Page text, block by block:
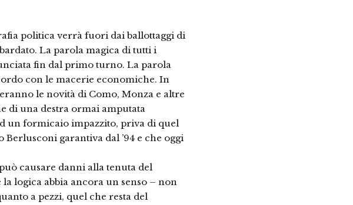
politica verrà fuori dai ballottaggi di
La parola magica di tutti i
fin dal primo turno. La parola
con le macerie economiche. In
le novità di Como, Monza e altre
di una destra ormai amputata
un formicaio impazzito, priva di quel
garantiva dal ’94 e che oggi
causare danni alla tenuta del
logica abbia ancora un senso – non
a pezzi, quel che resta del